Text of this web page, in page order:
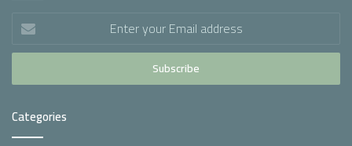
Enter
your
Email
Categories